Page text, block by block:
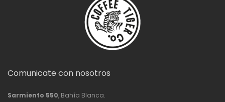
Comunicate con nosotros
Sarmiento 550, Bahía Blanca.